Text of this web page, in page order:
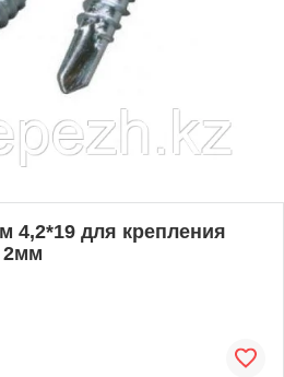
4,2*19 для крепления
2мм